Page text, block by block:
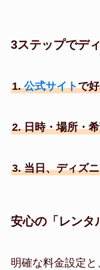
3ステップでデ
1.公式サイトで
2. 日時・場所・
3. 当日、ディズ
安心の「レンタ
明確な料金設定と